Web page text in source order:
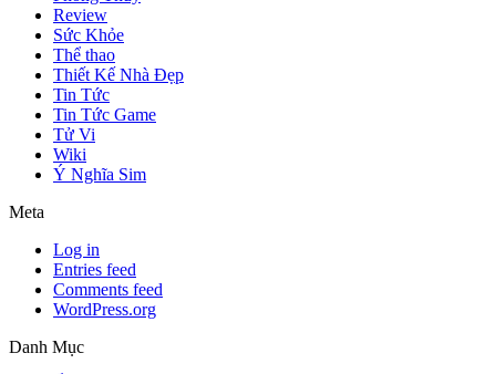
Review
Sức Khỏe
Thể thao
Thiết Kế Nhà Đẹp
Tin Tức
Tin Tức Game
Tử Vi
Wiki
Ý Nghĩa Sim
Meta
Log in
Entries feed
Comments feed
WordPress.org
Danh Mục